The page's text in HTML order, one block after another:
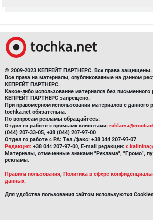
© 2009-2023 КЕПРЕЙТ ПАРТНЕРС. Все права защищены.
Все права на материалы, опубликованные на данном
КЕПРЕЙТ ПАРТНЕРС.
Какое-либо использование материалов без письменного
КЕПРЕЙТ ПАРТНЕРС запрещено.
При правомерном использовании материалов с данного
tochka.net обязательна.
По вопросам рекламы обращайтесь:
Отдел по работе с прямыми клиентами:
(044) 207-33-05, +38 (044) 207-97-00
Отдел по работе с РА: Тел./факс: +38 044 207-97-07
Редакция: +38 044 207-97-00, E-mail редакции:
Материалы, отмеченные знаками "Реклама", "Промо",
рекламы.
Правила пользования, Политика в сфере
данных.
Для удобства пользования сайтом используются